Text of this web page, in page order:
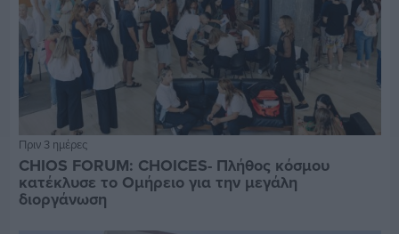
Πριν 3 ημέρες
CHIOS FORUM: CHOICES- Πλήθος κόσμου
κατέκλυσε το Ομήρειο για την μεγάλη
διοργάνωση